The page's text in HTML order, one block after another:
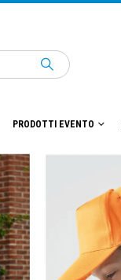
PRODOTTI EVENTO